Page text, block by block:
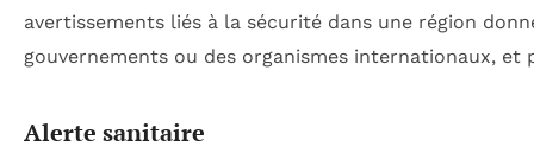
avertissements liés à la sécurité dans une région
gouvernements ou des organismes internationaux,
Alerte sanitaire